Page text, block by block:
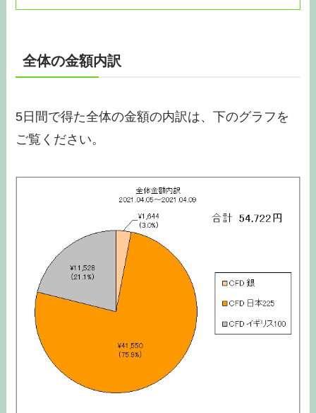
全体の金額内訳
5日間で得た全体の金額の内訳は、下のグラフを
ご覧ください。